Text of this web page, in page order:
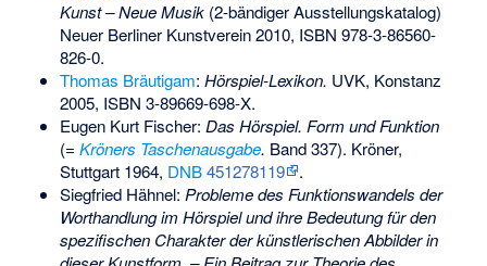
Kunst – Neue Musik(2-bändiger Ausstellungskatalog)
Neuer Berliner Kunstverein 2010, ISBN 978-3-86560-
826-0.
Thomas Bräutigam: Hörspiel-Lexikon. UVK, Konstanz
2005, ISBN 3-89669-698-X.
Eugen Kurt Fischer: Das Hörspiel. Form und Funktion
(= Kröners Taschenausgabe. Band 337). Kröner,
Stuttgart 1964, DNB 451278119
.
Siegfried Hähnel: Probleme des Funktionswandels der
Worthandlung im Hörspiel und ihre Bedeutung für den
spezifischen Charakter der künstlerischen Abbilder in